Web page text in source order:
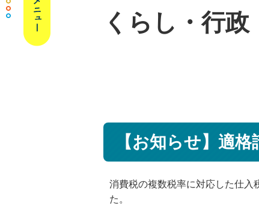
くらし・行政
【お知らせ】適
消費税の複数税率に対応した仕入
た。